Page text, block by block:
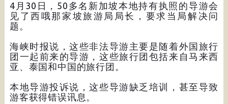
4月30日，50多名新加坡本地持有执照的导游会
见了西哦那家坡旅游局局长，要求当局解决问
题。
海峡时报说，这些非法导游主要是随着外国旅行
团一起前来的导游，这些旅行团包括来自马来西
亚、泰国和中国的旅行团。
本地导游投诉说，这些导游缺乏培训，甚至导致
游客获得错误讯息。